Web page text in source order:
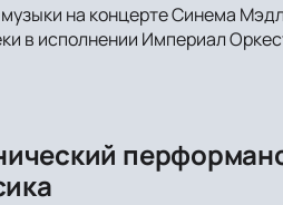
на концерте Синема
в исполнении Империал